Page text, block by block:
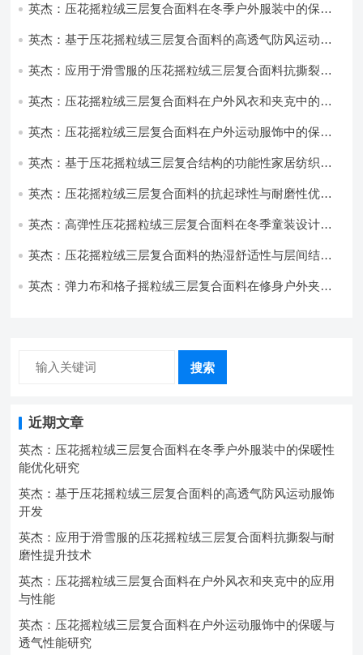
英杰：压花摇粒绒三层复合面料在冬季户外服装中的保暖
英杰：基于压花摇粒绒三层复合面料的高透气防风运动服
英杰：应用于滑雪服的压花摇粒绒三层复合面料抗撕裂与
英杰：压花摇粒绒三层复合面料在户外风衣和夹克中的应
英杰：压花摇粒绒三层复合面料在户外运动服饰中的保暖
英杰：基于压花摇粒绒三层复合结构的功能性家居纺织品
英杰：压花摇粒绒三层复合面料的抗起球性与耐磨性优化
英杰：高弹性压花摇粒绒三层复合面料在冬季童装设计中
英杰：压花摇粒绒三层复合面料的热湿舒适性与层间结合
英杰：弹力布和格子摇粒绒三层复合面料在修身户外夹克
搜索
近期文章
英杰：压花摇粒绒三层复合面料在冬季户外服装中的保暖性
能优化研究
英杰：基于压花摇粒绒三层复合面料的高透气防风运动服饰
开发
英杰：应用于滑雪服的压花摇粒绒三层复合面料抗撕裂与耐
磨性提升技术
英杰：压花摇粒绒三层复合面料在户外风衣和夹克中的应用
与性能
英杰：压花摇粒绒三层复合面料在户外运动服饰中的保暖与
透气性能研究